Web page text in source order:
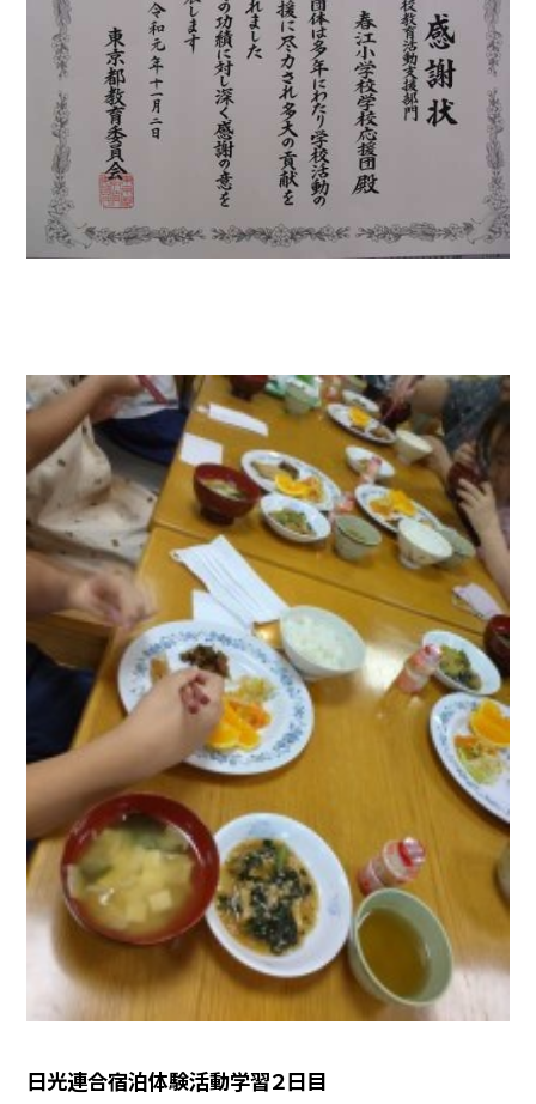
日光連合宿泊体験活動学習２日目